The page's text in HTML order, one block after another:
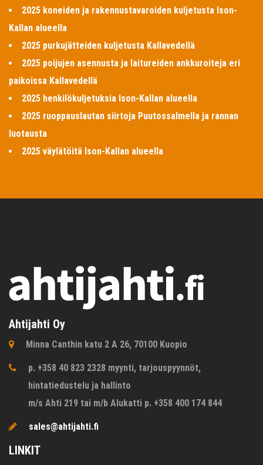
2025 koneiden ja rakennustavaroiden kuljetusta Ison-
Kallan alueella
2025 purkujätteiden kuljetusta Kallavedellä
2025 poijujen asennusta ja laitureiden ankkuroiteja eri
paikoissa Kallavedellä
2025 henkilökuljetuksia Ison-Kallan alueella
2025 ruoppauslautan siirtoja Puutossalmella ja rannan
luotausta
2025 väylätöitä Ison-Kallan alueella
Ahtijahti Oy
Minna Canthin katu 2 A 26, 70100 Kuopio
p. +358 40 823 2328 myynti, tarjouspyynnöt,
hintatiedustelu ja hallinto
m/s Ahti 219 tai m/b Alukatti p. +358 400 174 844
sales@ahtijahti.fi
LINKIT